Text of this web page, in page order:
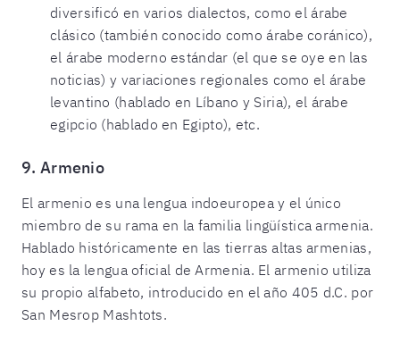
diversificó en varios dialectos, como el árabe
clásico (también conocido como árabe coránico),
el árabe moderno estándar (el que se oye en las
noticias) y variaciones regionales como el árabe
levantino (hablado en Líbano y Siria), el árabe
egipcio (hablado en Egipto), etc.
9. Armenio
El armenio es una lengua indoeuropea y el único
miembro de su rama en la familia lingüística armenia.
Hablado históricamente en las tierras altas armenias,
hoy es la lengua oficial de Armenia. El armenio utiliza
su propio alfabeto, introducido en el año 405 d.C. por
San Mesrop Mashtots.